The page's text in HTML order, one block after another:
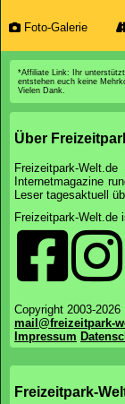
Foto-Galerie
*Affiliate Link: Ihr
entstehen euch keine
Vielen Dank.
Über
Freizeitpark-
Internetmagazine
Leser tagesaktuell
Freizeitpark-Welt.de
Copyright 2003-
mail@freizeitpark-
Impressum
Freizeitpark-